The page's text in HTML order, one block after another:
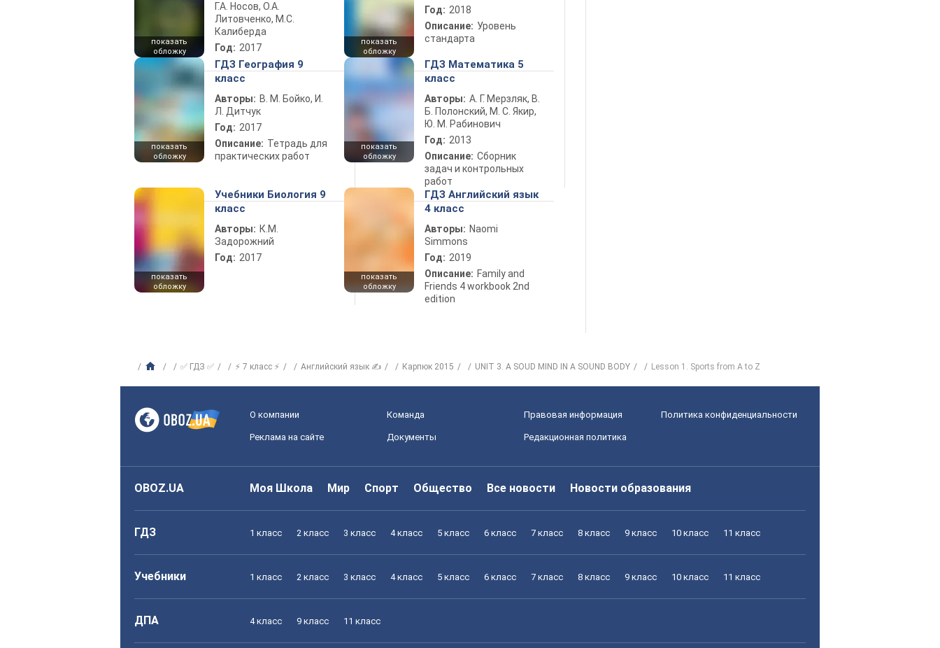
показать
обложку
Г.А. Носов, О.А.
Литовченко, М.С.
Калиберда
Год: 2017
показать
обложку
Год: 2018
Описание: Уровень
стандарта
показать
обложку
ГДЗ География 9
класс
Авторы: В. М. Бойко, И.
Л. Дитчук
Год: 2017
Описание: Тетрадь для
практических работ
показать
обложку
ГДЗ Математика 5
класс
Авторы: А. Г. Мерзляк, В.
Б. Полонский, М. С. Якир,
Ю. М. Рабинович
Год: 2013
Описание: Сборник
задач и контрольных
работ
показать
обложку
Учебники Биология 9
класс
Авторы: К.М.
Задорожний
Год: 2017
показать
обложку
ГДЗ Английский язык
4 класс
Авторы: Naomi
Simmons
Год: 2019
Описание: Family and
Friends 4 workbook 2nd
edition
✅ ГДЗ ✅ ⚡ 7 класс ⚡ Английский язык ✍ Карпюк 2015 UNIT 3. A SOUD MIND IN A SOUND BODY Lesson 1. Sports from A to Z
О компании Команда Правовая информация Политика конфиденциальности
Реклама на сайте Документы Редакционная политика
OBOZ.UA Моя Школа Мир Спорт Общество Все новости Новости образования
ГДЗ 1 класс 2 класс 3 класс 4 класс 5 класс 6 класс 7 класс 8 класс 9 класс 10 класс 11 класс
Учебники 1 класс 2 класс 3 класс 4 класс 5 класс 6 класс 7 класс 8 класс 9 класс 10 класс 11 класс
ДПА 4 класс 9 класс 11 класс